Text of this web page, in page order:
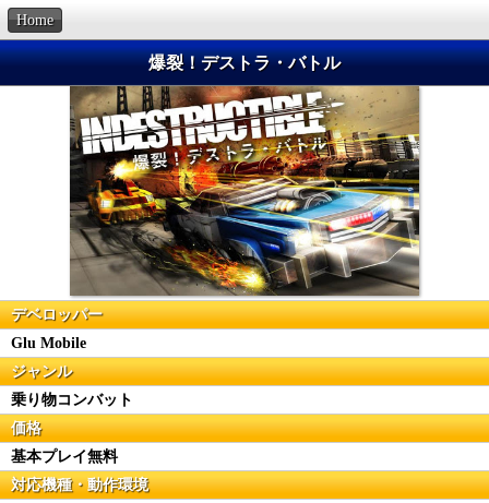
Home
爆裂！デストラ・バトル
デベロッパー
Glu Mobile
ジャンル
乗り物コンバット
価格
基本プレイ無料
対応機種・動作環境